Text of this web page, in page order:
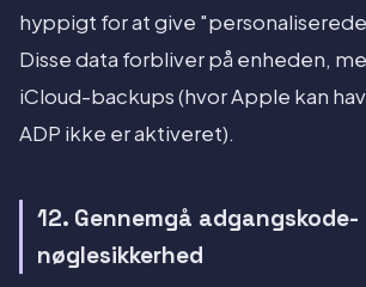
hyppigt for at give
Disse data forbliver på enheden,
iCloud-backups (hvor Apple kan
ADP ikke er aktiveret).
12. Gennemgå adgangskode-
nøglesikkerhed